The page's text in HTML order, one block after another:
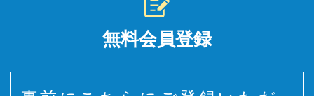
無料会員登録